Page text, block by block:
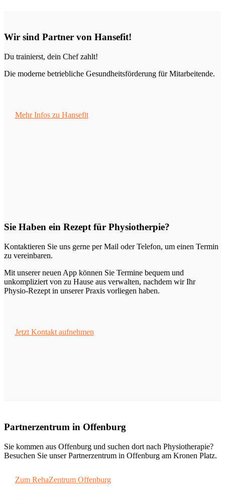
Wir sind Partner von Hansefit!
Du trainierst, dein Chef zahlt!
Die moderne betriebliche Gesundheitsförderung für Mitarbeitende.
Mehr Infos zu Hansefit
Sie Haben ein Rezept für Physiotherpie?
Kontaktieren Sie uns gerne per Mail oder Telefon, um einen Termin
zu vereinbaren.
Mit unserer neuen App können Sie Termine bequem und
unkompliziert von zu Hause aus verwalten, nachdem wir Ihr
Physio-Rezept in unserer Praxis vorliegen haben.
Jetzt Kontakt aufnehmen
Partnerzentrum in Offenburg
Sie kommen aus Offenburg und suchen dort nach Physiotherapie?
Besuchen Sie unser Partnerzentrum in Offenburg am Kronen Platz.
Zum RehaZentrum Offenburg